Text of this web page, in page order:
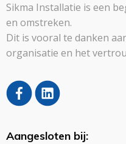
Sikma Installatie is een
en omstreken.
Dit is vooral te danken
organisatie en het
Aangesloten bij: